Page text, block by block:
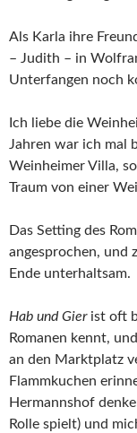
Als Karla ihre
– Judith – in
Unterfangen noch
Ich liebe die
Jahren war ich mal
Weinheimer Villa,
Traum von einer
Das Setting des
angesprochen, und
Ende unterhaltsam.
Hab und Gierist oft
Romanen kennt,
an den Marktplatz
Flammkuchen
Hermannshof
Rolle spielt) und